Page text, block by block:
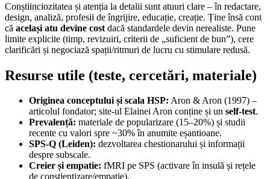
Conștiinciozitatea și atenția la detalii sunt atuuri clare – în redactare,
design, analiză, profesii de îngrijire, educație, creație. Ține însă cont
că același atu devine cost dacă standardele devin nerealiste. Pune
limite explicite (timp, revizuiri, criterii de „suficient de bun”), cere
clarificări și negociază spații/ritmuri de lucru cu stimulare redusă.
Resurse utile (teste, cercetări, materiale)
Originea conceptului și scala HSP: Aron & Aron (1997) –
articolul fondator; site-ul Elainei Aron conține și un self-test.
Prevalență: materiale de popularizare (15–20%) și studii
recente cu valori spre ~30% în anumite eșantioane.
SPS-Q (Leiden): dezvoltarea chestionarului și informații
despre subscale.
Creier și empatie: fMRI pe SPS (activare în insulă și rețele
de conștientizare/empatie).